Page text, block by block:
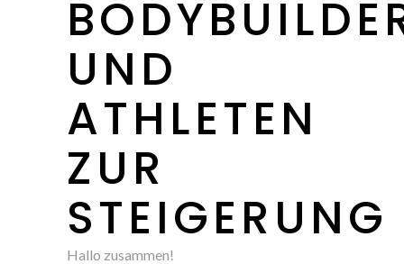
UND
ATHLETEN
ZUR
STEIGERUNG
Hallo zusammen!